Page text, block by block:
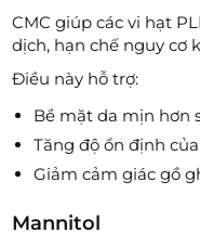
CMC giúp các vi hạt
dịch, hạn chế nguy cơ
Điều này hỗ trợ:
Bề mặt da mịn hơn
Tăng độ ổn định
Giảm cảm giác gồ
Mannitol